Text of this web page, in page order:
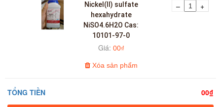
Nickel(II) sulfate
hexahydrate
NiSO4.6H2O Cas:
10101-97-0
Giá: 00₫
Xóa sản phẩm
– +
TỔNG TIỀN 00₫